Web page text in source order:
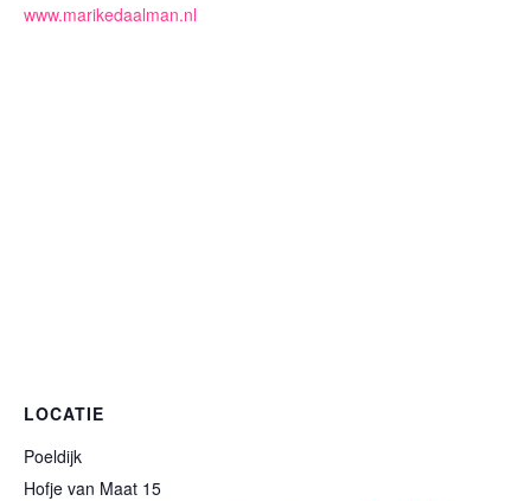
www.marikedaalman.nl
LOCATIE
Poeldijk
Hofje van Maat 15